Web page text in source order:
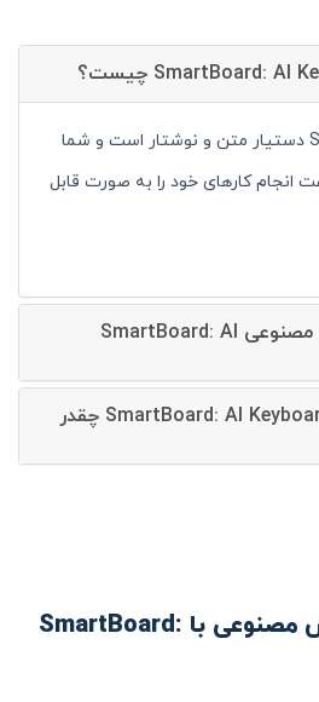
SmartBoard: AI Keyboard دستیار متن و نوشتار است و شما
انجام کارهای خود را به صورت قابل
مزایای استفاده از هوش مصنوعی SmartBoard: AI
هزینه استفاده از ابزار SmartBoard: AI Keyboard چقدر
ابزارهای مرتبط هوش مصنوعی با SmartBoard: